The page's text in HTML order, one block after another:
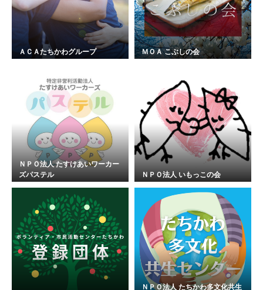
ＡＣＡたちかわグループ ＭＯＡ こぶしの会
ＮＰＯ法人 たすけあいワーカー
ズパステル
ＮＰＯ法人 いもっこの会
ＮＰＯ法人 たちかわ多文化共生